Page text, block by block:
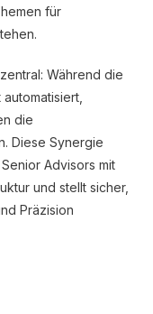
für
Während die
die
Diese Synergie
Advisors mit
und stellt sicher,
Präzision